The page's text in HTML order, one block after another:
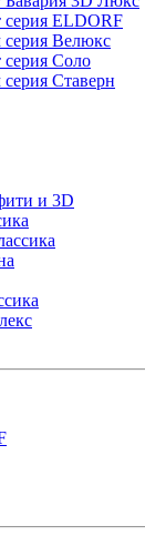
ELDORF
Велюкс
Соло
Ставерн
и 3D